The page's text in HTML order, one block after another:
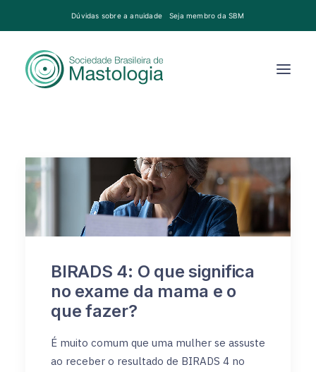
Dúvidas sobre a anuidade Seja membro da SBM
BIRADS 4: O que significa
no exame da mama e o
que fazer?
É muito comum que uma mulher se assuste
ao receber o resultado de BIRADS 4 no